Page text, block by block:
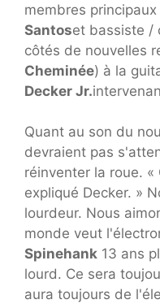
membres principaux
Santoset bassiste /
côtés de nouvelles
Cheminée) à la
Decker Jr.
Quant au son du
devraient pas
réinventer la roue. «
expliqué Decker. »
lourdeur. Nous
monde veut
Spinehank 13 ans
lourd. Ce sera
aura toujours de